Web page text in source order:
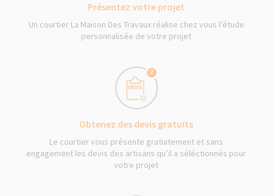
Présentez votre projet
Un courtier La Maison Des Travaux réalise chez vous l’étude
personnalisée de votre projet
2
Obtenez des devis gratuits
Le courtier vous présente gratuitement et sans
engagement les devis des artisans qu’il a séléctionnés pour
votre projet